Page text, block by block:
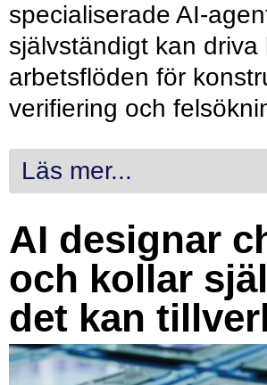
specialiserade AI-
självständigt kan driva
arbetsflöden för
verifiering och
Läs mer...
AI designar
och kollar
det kan